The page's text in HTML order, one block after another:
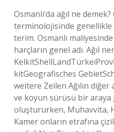
Osmanlı’da ağıl ne
terminolojisinde genellikle
terim. Osmanlı
harçların genel adı. Ağıl
kitGeografisches
weitere Zeilen Ağılın diğer
ve koyun sürüsü bir araya
oluştururken, Muhavvita,
Kamer onların etrafına